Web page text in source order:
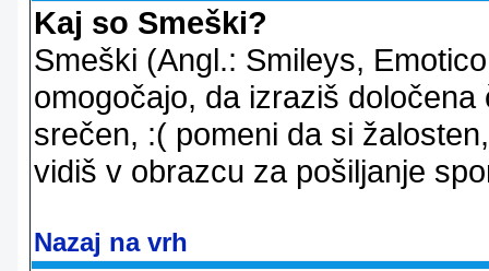
Kaj so Smeški?
Smeški (Angl.: Smileys,
omogočajo, da izraziš
srečen, :( pomeni da si
vidiš v obrazcu za pošiljanje
Nazaj na vrh